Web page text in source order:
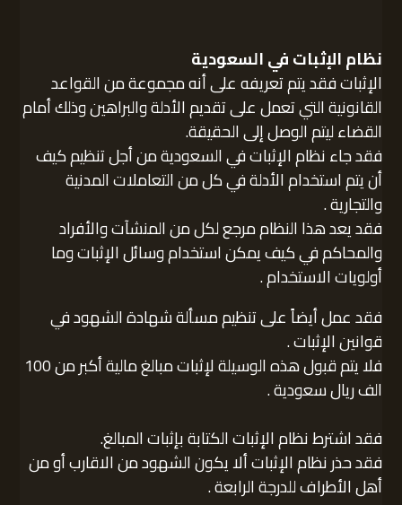
نظام الإثبات في السعودية
الإثبات فقد يتم تعريفه على أنه مجموعة من القواعد
القانونية التي تعمل على تقديم الأدلة والبراهين وذلك أمام
القضاء ليتم الوصل إلى الحقيقة.
فقد جاء نظام الإثبات في السعودية من أجل تنظيم كيف
أن يتم استخدام الأدلة في كل من التعاملات المدنية
والتجارية .
فقد يعد هذا النظام مرجع لكل من المنشآت والأفراد
والمحاكم في كيف يمكن استخدام وسائل الإثبات وما
أولويات الاستخدام .
فقد عمل أيضاً على تنظيم مسألة شهادة الشهود في
قوانين الإثبات .
فلا يتم قبول هذه الوسيلة لإثبات مبالغ مالية أكبر من 100
الف ريال سعودية .
فقد اشترط نظام الإثبات الكتابة بإثبات المبالغ.
فقد حذر نظام الإثبات ألا يكون الشهود من الاقارب أو من
أهل الأطراف للدرجة الرابعة .